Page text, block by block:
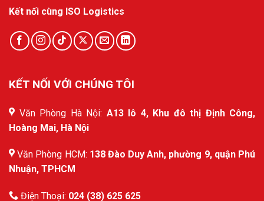
Kết nối cùng ISO Logistics
KẾT NỐI VỚI CHÚNG TÔI
Văn Phòng Hà Nội: A13 lô 4, Khu đô thị Định Công,
Hoàng Mai, Hà Nội
Văn Phòng HCM: 138 Đào Duy Anh, phường 9, quận Phú
Nhuận, TPHCM
Điện Thoại: 024 (38) 625 625